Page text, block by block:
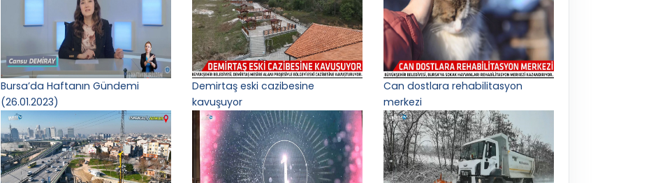
Bursa’da Haftanın Gündemi
(26.01.2023)
Demirtaş eski cazibesine
kavuşuyor
Can dostlara rehabilitasyon
merkezi